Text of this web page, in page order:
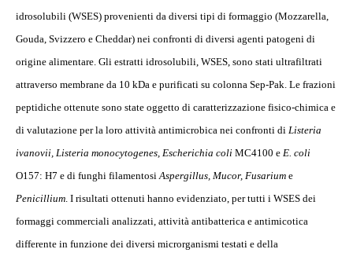
idrosolubili (WSES) provenienti da diversi tipi di formaggio (Mozzarella,
Gouda, Svizzero e Cheddar) nei confronti di diversi agenti patogeni di
origine alimentare. Gli estratti idrosolubili, WSES, sono stati ultrafiltrati
attraverso membrane da 10 kDa e purificati su colonna Sep-Pak. Le frazioni
peptidiche ottenute sono state oggetto di caratterizzazione fisico-chimica e
di valutazione per la loro attività antimicrobica nei confronti di Listeria
ivanovii, Listeria monocytogenes, Escherichia coli MC4100 e E. coli
O157: H7 e di funghi filamentosiAspergillus, Mucor, Fusarium e
Penicillium. I risultati ottenuti hanno evidenziato, per tutti i WSES dei
formaggi commerciali analizzati, attività antibatterica e antimicotica
differente in funzione dei diversi microrganismi testati e della